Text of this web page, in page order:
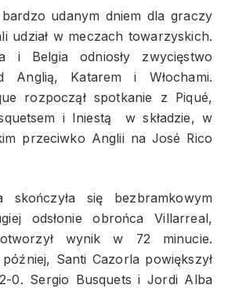
bardzo udanym dniem dla graczy
udział w meczach towarzyskich.
i Belgia odniosły zwycięstwo
Anglią, Katarem i Włochami.
rozpoczął spotkanie z Piqué,
i Iniestą w składzie, w
przeciwko Anglii na José Rico
skończyła się bezbramkowym
odsłonie obrońca Villarreal,
wynik w 72 minucie.
Santi Cazorla powiększył
0. Sergio Busquets i Jordi Alba